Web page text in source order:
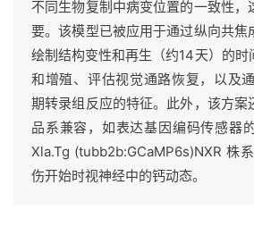
不同生物复制中病变位置的一致性，
要。该模型已被应用于通过纵向共焦
绘制结构变性和再生（约14天）的时
和增殖、评估视觉通路恢复，以及
期转录组反应的特征。此外，该方案
品系兼容，如表达基因编码传感器
Xla.Tg (tubb2b:GCaMP6s)NXR 株
伤开始时视神经中的钙动态。